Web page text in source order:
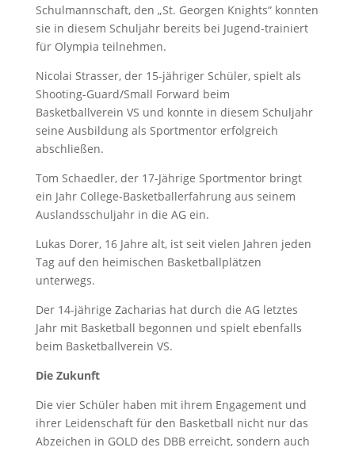
Schulmannschaft, den „St. Georgen Knights“ konnten
sie in diesem Schuljahr bereits bei Jugend-trainiert
für Olympia teilnehmen.
Nicolai Strasser, der 15-jähriger Schüler, spielt als
Shooting-Guard/Small Forward beim
Basketballverein VS und konnte in diesem Schuljahr
seine Ausbildung als Sportmentor erfolgreich
abschließen.
Tom Schaedler, der 17-Jährige Sportmentor bringt
ein Jahr College-Basketballerfahrung aus seinem
Auslandsschuljahr in die AG ein.
Lukas Dorer, 16 Jahre alt, ist seit vielen Jahren jeden
Tag auf den heimischen Basketballplätzen
unterwegs.
Der 14-jährige Zacharias hat durch die AG letztes
Jahr mit Basketball begonnen und spielt ebenfalls
beim Basketballverein VS.
Die Zukunft
Die vier Schüler haben mit ihrem Engagement und
ihrer Leidenschaft für den Basketball nicht nur das
Abzeichen in GOLD des DBB erreicht, sondern auch